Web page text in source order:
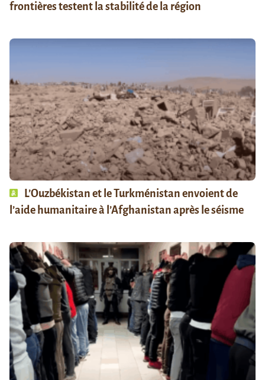
frontières testent la stabilité de la région
L’Ouzbékistan et le Turkménistan envoient de
l’aide humanitaire à l’Afghanistan après le séisme